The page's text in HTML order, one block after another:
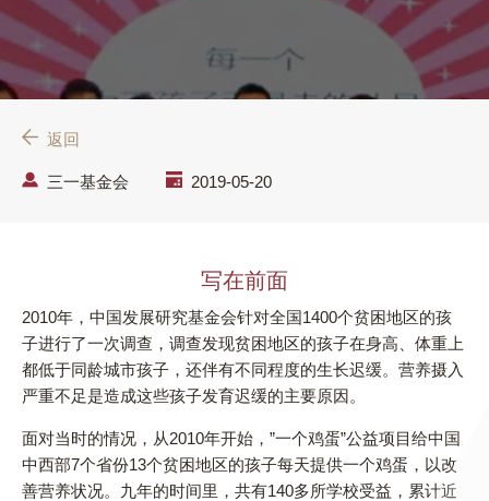
返回
三一基金会 2019-05-20
写在前面
2010年，中国发展研究基金会针对全国1400个贫困地区的孩
子进行了一次调查，调查发现贫困地区的孩子在身高、体重上
都低于同龄城市孩子，还伴有不同程度的生长迟缓。营养摄入
严重不足是造成这些孩子发育迟缓的主要原因。
面对当时的情况，从2010年开始，”一个鸡蛋”公益项目给中国
中西部7个省份13个贫困地区的孩子每天提供一个鸡蛋，以改
善营养状况。九年的时间里，共有140多所学校受益，累计近